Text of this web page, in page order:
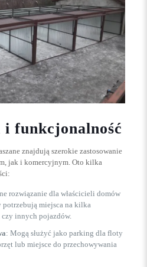
i funkcjonalność
znajdują szerokie zastosowanie
jak i komercyjnym. Oto kilka
rozwiązanie dla właścicieli domów
miejsca na kilka
innych pojazdów.
: Mogą służyć jako parking dla floty
lub miejsce do przechowywania